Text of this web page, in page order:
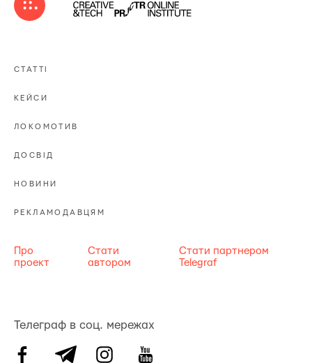
СТАТТІ
КЕЙСИ
ЛОКОМОТИВ
ДОСВІД
НОВИНИ
РЕКЛАМОДАВЦЯМ
Про
проект
Стати
автором
Стати партнером
Telegraf
Телеграф в соц. мережах